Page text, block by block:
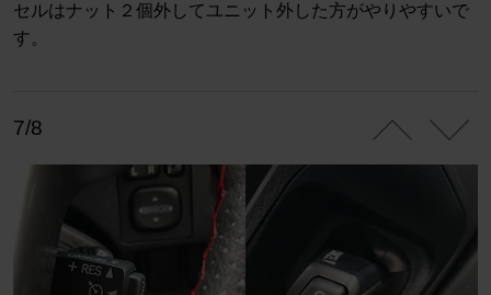
セルはナット２個外してユニット外した方がやりやすいで
す。
7/8